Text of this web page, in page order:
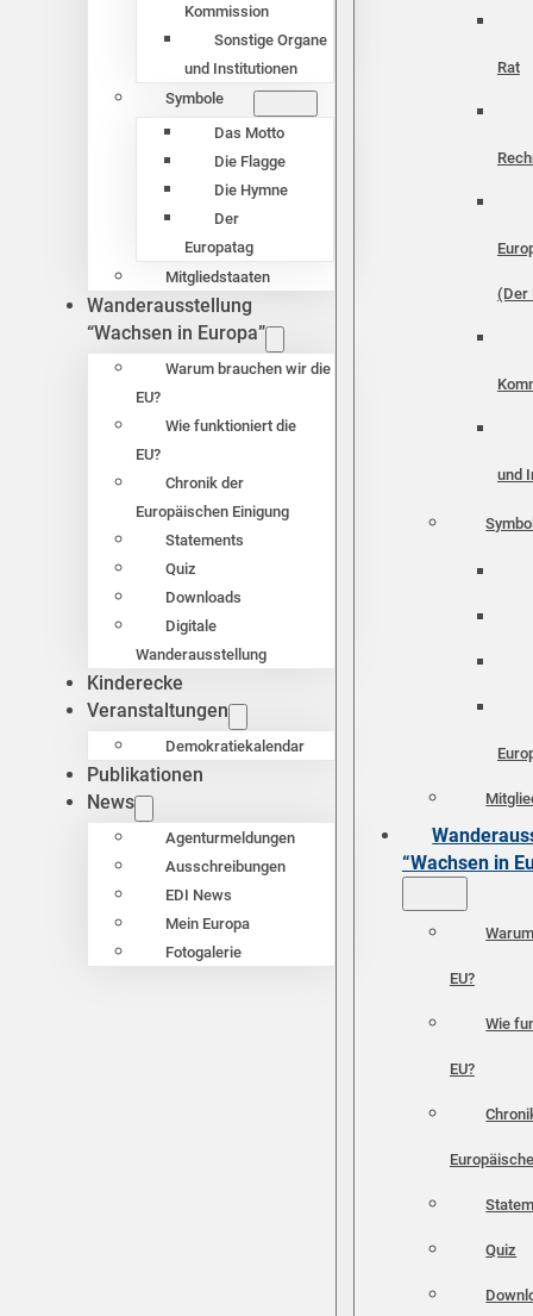
Kommission
Sonstige Organe
und Institutionen
Symbole
Das Motto
Die Flagge
Die Hymne
Der
Europatag
Mitgliedstaaten
Wanderausstellung
“Wachsen in Europa”
Warum brauchen wir die
EU?
Wie funktioniert die
EU?
Chronik der
Europäischen Einigung
Statements
Quiz
Downloads
Digitale
Wanderausstellung
Kinderecke
Veranstaltungen
Demokratiekalendar
Publikationen
News
Agenturmeldungen
Ausschreibungen
EDI News
Mein Europa
Fotogalerie
Rat
(Der
und
“Wachsen in
EU?
Wie
EU?
Quiz